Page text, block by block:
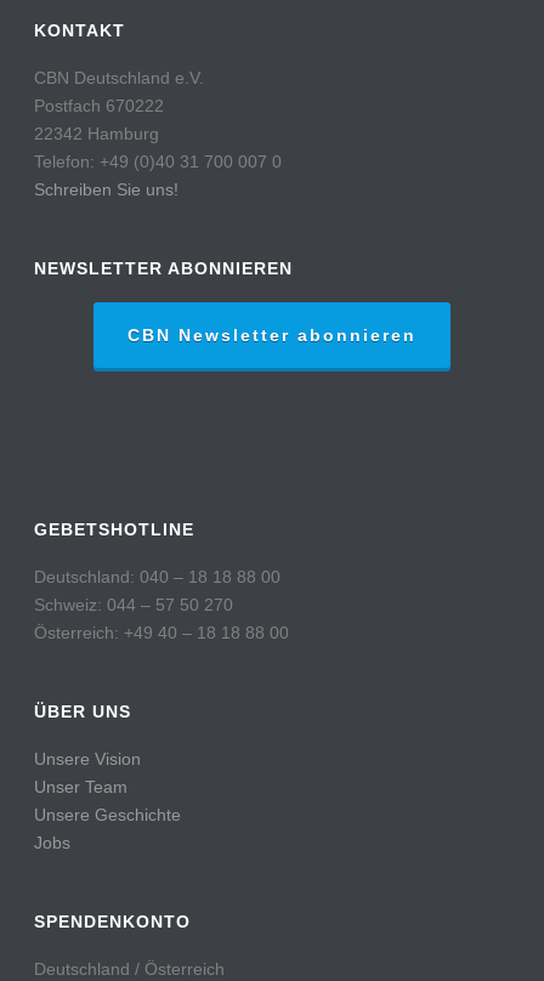
KONTAKT
CBN Deutschland e.V.
Postfach 670222
22342 Hamburg
Telefon: +49 (0)40 31 700 007 0
Schreiben Sie uns!
NEWSLETTER ABONNIEREN
CBN Newsletter abonnieren
GEBETSHOTLINE
Deutschland: 040 – 18 18 88 00
Schweiz: 044 – 57 50 270
Österreich: +49 40 – 18 18 88 00
ÜBER UNS
Unsere Vision
Unser Team
Unsere Geschichte
Jobs
SPENDENKONTO
Deutschland / Österreich